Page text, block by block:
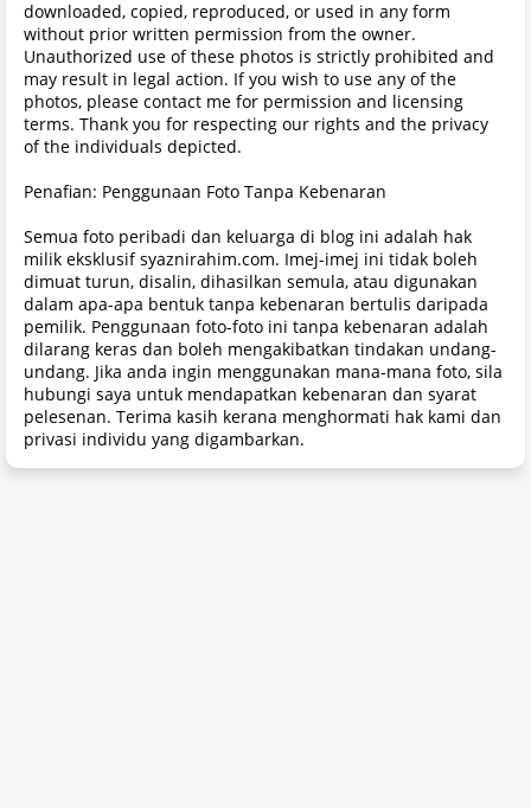
downloaded, copied, reproduced, or used in any form
without prior written permission from the owner.
Unauthorized use of these photos is strictly prohibited and
may result in legal action. If you wish to use any of the
photos, please contact me for permission and licensing
terms. Thank you for respecting our rights and the privacy
of the individuals depicted.
Penafian: Penggunaan Foto Tanpa Kebenaran
Semua foto peribadi dan keluarga di blog ini adalah hak
milik eksklusif syaznirahim.com. Imej-imej ini tidak boleh
dimuat turun, disalin, dihasilkan semula, atau digunakan
dalam apa-apa bentuk tanpa kebenaran bertulis daripada
pemilik. Penggunaan foto-foto ini tanpa kebenaran adalah
dilarang keras dan boleh mengakibatkan tindakan undang-
undang. Jika anda ingin menggunakan mana-mana foto, sila
hubungi saya untuk mendapatkan kebenaran dan syarat
pelesenan. Terima kasih kerana menghormati hak kami dan
privasi individu yang digambarkan.